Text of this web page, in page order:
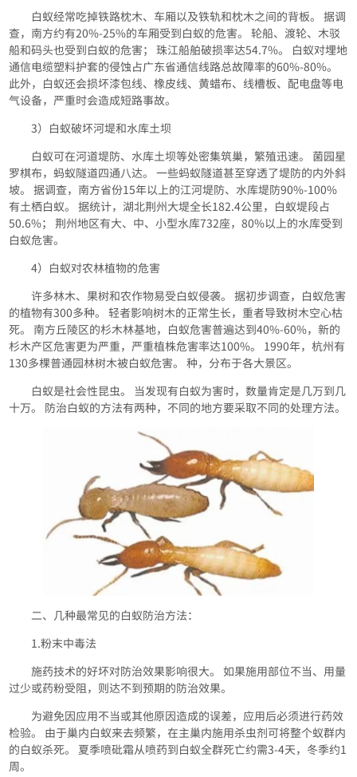
白蚁经常吃掉铁路枕木、车厢以及铁轨和枕木之间的背板。 据调
查，南方约有20%-25%的车厢受到白蚁的危害。 轮船、渡轮、木驳
船和码头也受到白蚁的危害； 珠江船舶破损率达54.7%。 白蚁对埋地
通信电缆塑料护套的侵蚀占广东省通信线路总故障率的60%-80%。
此外，白蚁还会损坏漆包线、橡皮线、黄蜡布、线槽板、配电盘等电
气设备，严重时会造成短路事故。
3）白蚁破坏河堤和水库土坝
白蚁可在河道堤防、水库土坝等处密集筑巢，繁殖迅速。 菌园星
罗棋布，蚂蚁隧道四通八达。 一些蚂蚁隧道甚至穿透了堤防的内外斜
坡。 据调查，南方省份15年以上的江河堤防、水库堤防90%-100%
有土栖白蚁。 据统计，湖北荆州大堤全长182.4公里，白蚁堤段占
50.6%； 荆州地区有大、中、小型水库732座，80%以上的水库受到
白蚁危害。
4）白蚁对农林植物的危害
许多林木、果树和农作物易受白蚁侵袭。 据初步调查，白蚁危害
的植物有300多种。 轻者影响树木的正常生长，重者导致树木空心枯
死。 南方丘陵区的杉木林基地，白蚁危害普遍达到40%-60%，新的
杉木产区危害更为严重，严重植株危害率达100%。 1990年，杭州有
130多棵普通园林树木被白蚁危害。 种，分布于各大景区。
白蚁是社会性昆虫。 当发现有白蚁为害时，数量肯定是几万到几
十万。 防治白蚁的方法有两种，不同的地方要采取不同的处理方法。
二、几种最常见的白蚁防治方法：
1.粉末中毒法
施药技术的好坏对防治效果影响很大。 如果施用部位不当、用量
过少或药粉受阻，则达不到预期的防治效果。
为避免因应用不当或其他原因造成的误差，应用后必须进行药效
检验。 由于巢内白蚁来去频繁，在主巢内施用杀虫剂可将整个蚁群内
的白蚁杀死。 夏季喷砒霜从喷药到白蚁全群死亡约需3-4天，冬季约1
周。